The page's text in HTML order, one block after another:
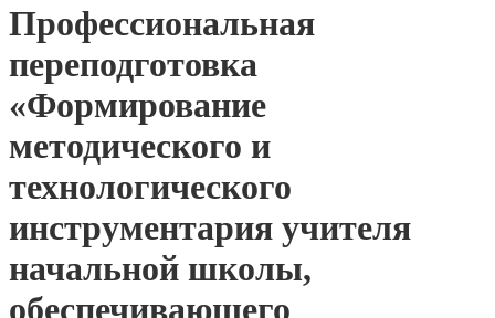
Профессиональная
переподготовка
«Формирование
методического и
технологического
инструментария учителя
начальной школы,
обеспечивающего